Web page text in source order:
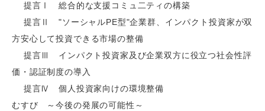
提言Ⅰ 総合的な支援コミュ二ティの構築
提言Ⅱ "ソーシャルPE型"企業群、インパクト投資家が双
方安心して投資できる市場の整備
提言Ⅲ インパクト投資家及び企業双方に役立つ社会性評
価・認証制度の導入
提言Ⅳ 個人投資家向けの環境整備
むすび ～今後の発展の可能性～